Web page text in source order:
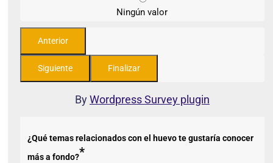
Ningún valor
ByWordpress Survey plugin
¿Qué temas relacionados con el huevo te gustaría conocer
más a fondo?*